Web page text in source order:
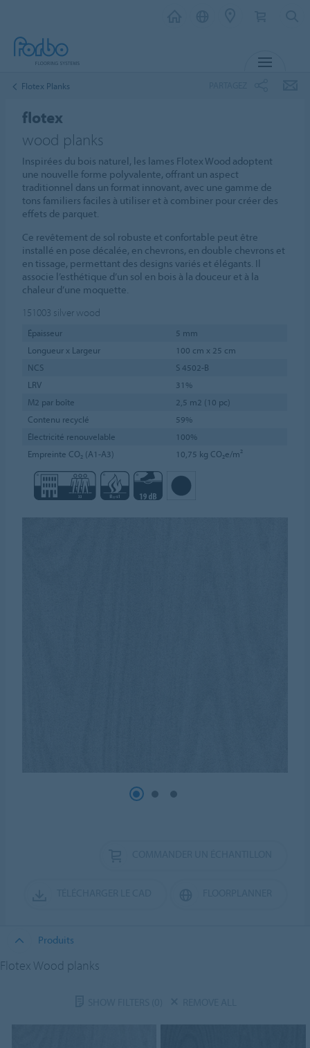
Flotex Planks
flotex
wood planks
Inspirées du bois naturel, les lames Flotex Wood adoptent
une nouvelle forme polyvalente, offrant un aspect
traditionnel dans un format innovant, avec une gamme de
tons familiers faciles à utiliser et à combiner pour créer des
effets de parquet.
Ce revêtement de sol robuste et confortable peut être
installé en pose décalée, en chevrons, en double chevrons et
en tissage, permettant des designs variés et élégants. Il
associe l’esthétique d’un sol en bois à la douceur et à la
chaleur d’une moquette.
151003 silver wood
Épaisseur
5 mm
Longueur x Largeur
100 cm x 25 cm
NCS
S 4502-B
LRV
31%
M2 par boîte
2,5 m2 (10 pc)
Contenu recyclé
59%
Électricité renouvelable
100%
Empreinte CO₂ (A1-A3)
10,75 kg CO₂e/m²
Produits
Flotex Wood planks